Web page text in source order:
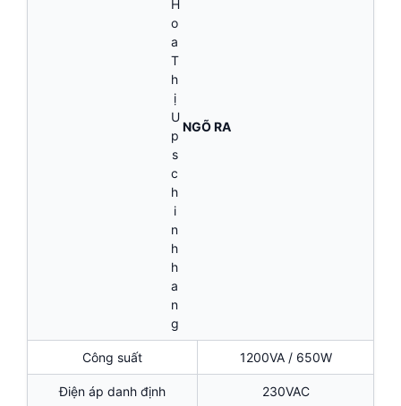
NGÕ RA
Công suất 1200VA / 650W
Điện áp danh định 230VAC